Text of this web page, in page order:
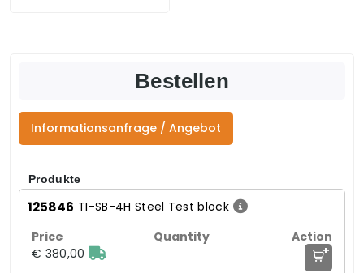
Bestellen
Informationsanfrage / Angebot
Produkte
125846 TI-SB-4H Steel Test block
€ 380,00 +